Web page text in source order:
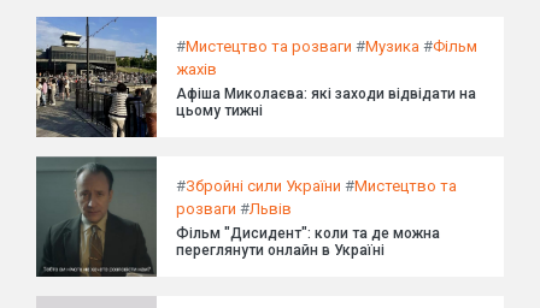
#Мистецтво та розваги #Музика #Фільм
жахів
Афіша Миколаєва: які заходи відвідати на
цьому тижні
#Збройні сили України #Мистецтво та
розваги #Львів
Фільм "Дисидент": коли та де можна
переглянути онлайн в Україні